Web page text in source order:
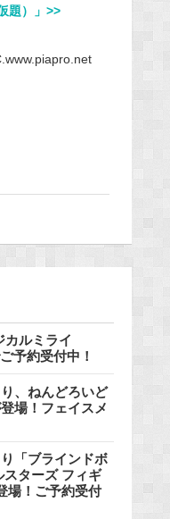
題）」>>
カルミライ
予約受付中！
、ねんどろいど
場！フェイスメ
「ブラインドボ
スターズ フィギ
場！ご予約受付